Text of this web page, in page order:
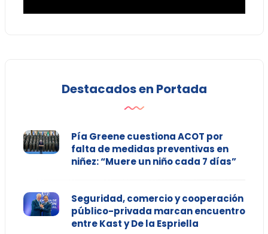
Destacados en Portada
Pía Greene cuestiona ACOT por
falta de medidas preventivas en
niñez: “Muere un niño cada 7 días”
Seguridad, comercio y cooperación
público-privada marcan encuentro
entre Kast y De la Espriella